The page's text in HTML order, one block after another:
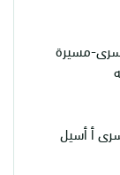
مسيرة
أ أسيل